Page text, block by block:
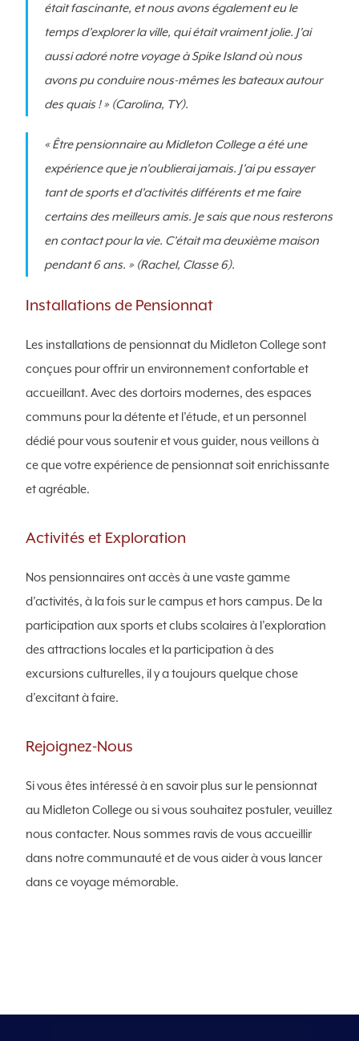
était fascinante, et nous avons également eu le
temps d’explorer la ville, qui était vraiment jolie. J’ai
aussi adoré notre voyage à Spike Island où nous
avons pu conduire nous-mêmes les bateaux autour
des quais ! » (Carolina, TY).
« Être pensionnaire au Midleton College a été une
expérience que je n’oublierai jamais. J’ai pu essayer
tant de sports et d’activités différents et me faire
certains des meilleurs amis. Je sais que nous resterons
en contact pour la vie. C’était ma deuxième maison
pendant 6 ans. » (Rachel, Classe 6).
Installations de Pensionnat
Les installations de pensionnat du Midleton College sont
conçues pour offrir un environnement confortable et
accueillant. Avec des dortoirs modernes, des espaces
communs pour la détente et l’étude, et un personnel
dédié pour vous soutenir et vous guider, nous veillons à
ce que votre expérience de pensionnat soit enrichissante
et agréable.
Activités et Exploration
Nos pensionnaires ont accès à une vaste gamme
d’activités, à la fois sur le campus et hors campus. De la
participation aux sports et clubs scolaires à l’exploration
des attractions locales et la participation à des
excursions culturelles, il y a toujours quelque chose
d’excitant à faire.
Rejoignez-Nous
Si vous êtes intéressé à en savoir plus sur le pensionnat
au Midleton College ou si vous souhaitez postuler, veuillez
nous contacter. Nous sommes ravis de vous accueillir
dans notre communauté et de vous aider à vous lancer
dans ce voyage mémorable.